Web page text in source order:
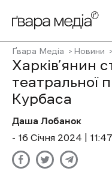
Ґвара Медіа Новини
Харків’янин
театральної
Курбаса
Даша Лобанок
- 16 Січня 2024 | 11:47